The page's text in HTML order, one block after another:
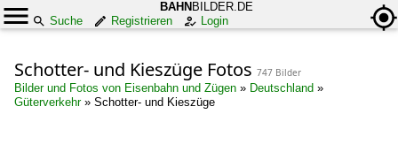
BAHN BILDER.DE
Suche
Registrieren Login
Schotter- und Kieszüge Fotos 747 Bilder
Bilder und Fotos von Eisenbahn und Zügen » Deutschland »
Güterverkehr» Schotter- und Kieszüge